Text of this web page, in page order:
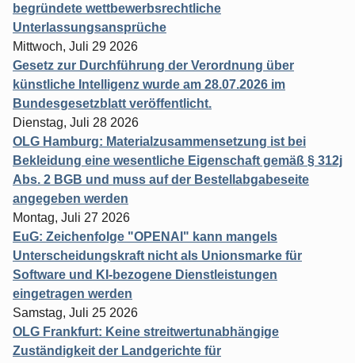
begründete wettbewerbsrechtliche
Unterlassungsansprüche
Mittwoch, Juli 29 2026
Gesetz zur Durchführung der Verordnung über
künstliche Intelligenz wurde am 28.07.2026 im
Bundesgesetzblatt veröffentlicht.
Dienstag, Juli 28 2026
OLG Hamburg: Materialzusammensetzung ist bei
Bekleidung eine wesentliche Eigenschaft gemäß § 312j
Abs. 2 BGB und muss auf der Bestellabgabeseite
angegeben werden
Montag, Juli 27 2026
EuG: Zeichenfolge "OPENAI" kann mangels
Unterscheidungskraft nicht als Unionsmarke für
Software und KI-bezogene Dienstleistungen
eingetragen werden
Samstag, Juli 25 2026
OLG Frankfurt: Keine streitwertunabhängige
Zuständigkeit der Landgerichte für